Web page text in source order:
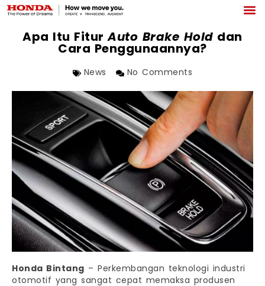
Apa Itu FiturAuto Brake Hold dan
Cara Penggunaannya?
News No Comments
Honda Bintang – Perkembangan teknologi industri
otomotif yang sangat cepat memaksa produsen